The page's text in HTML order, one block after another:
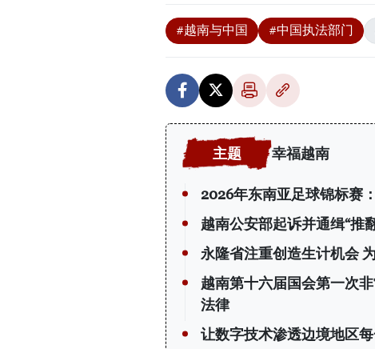
#越南与中国 #中国执法部门
幸福越南
2026年东南亚足球锦标赛
越南公安部起诉并通缉“推
永隆省注重创造生计机会
越南第十六届国会第一次
法律
让数字技术渗透边境地区